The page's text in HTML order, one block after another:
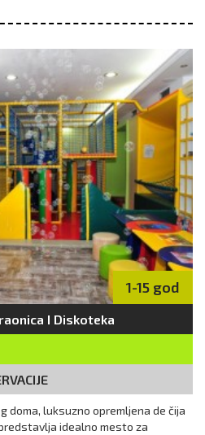
1-15 god
I Diskoteka
doma, luksuzno opremljena de čija
idealno mesto za